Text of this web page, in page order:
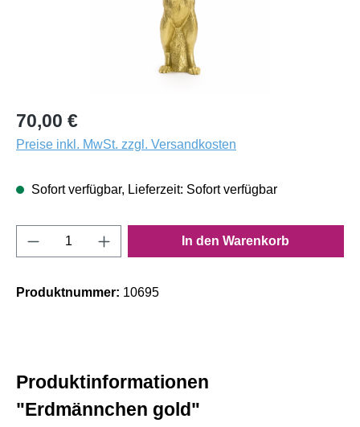
70,00 €
Preise inkl. MwSt. zzgl. Versandkosten
Sofort verfügbar, Lieferzeit: Sofort verfügbar
Produkt Anzahl: Gib den gewünschten
In den Warenkorb
Produktnummer: 10695
Produktinformationen
"Erdmännchen gold"